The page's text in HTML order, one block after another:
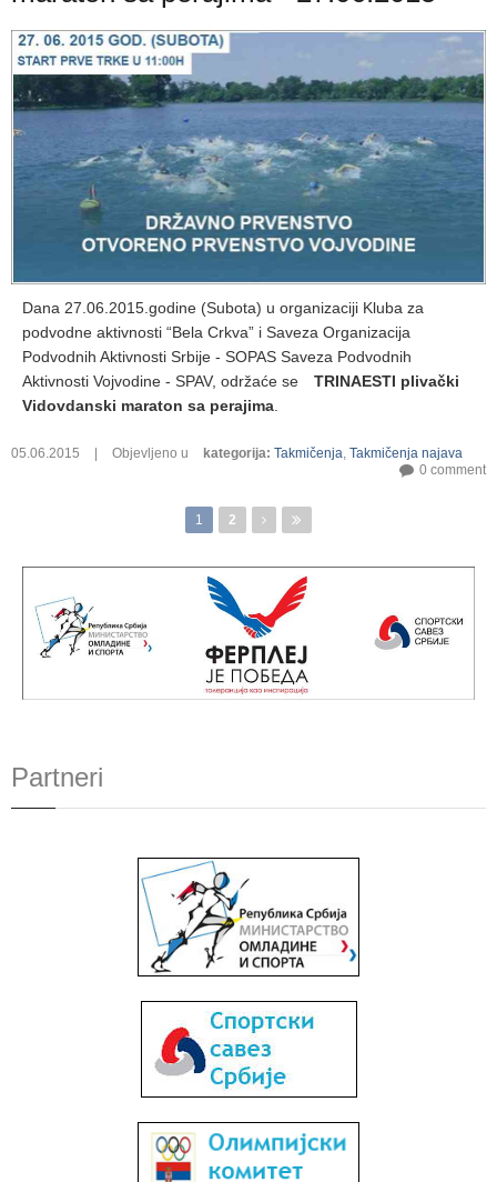
Dana 27.06.2015.godine (Subota) u organizaciji Kluba za
podvodne aktivnosti “Bela Crkva” i Saveza Organizacija
Podvodnih Aktivnosti Srbije - SOPAS Saveza Podvodnih
Aktivnosti Vojvodine - SPAV, održaće se
TRINAESTI plivački
Vidovdanski maraton sa perajima
05.06.2015 | Objevljeno u kategorija: Takmičenja Takmičenja najava
0 comment
1 2
Partneri